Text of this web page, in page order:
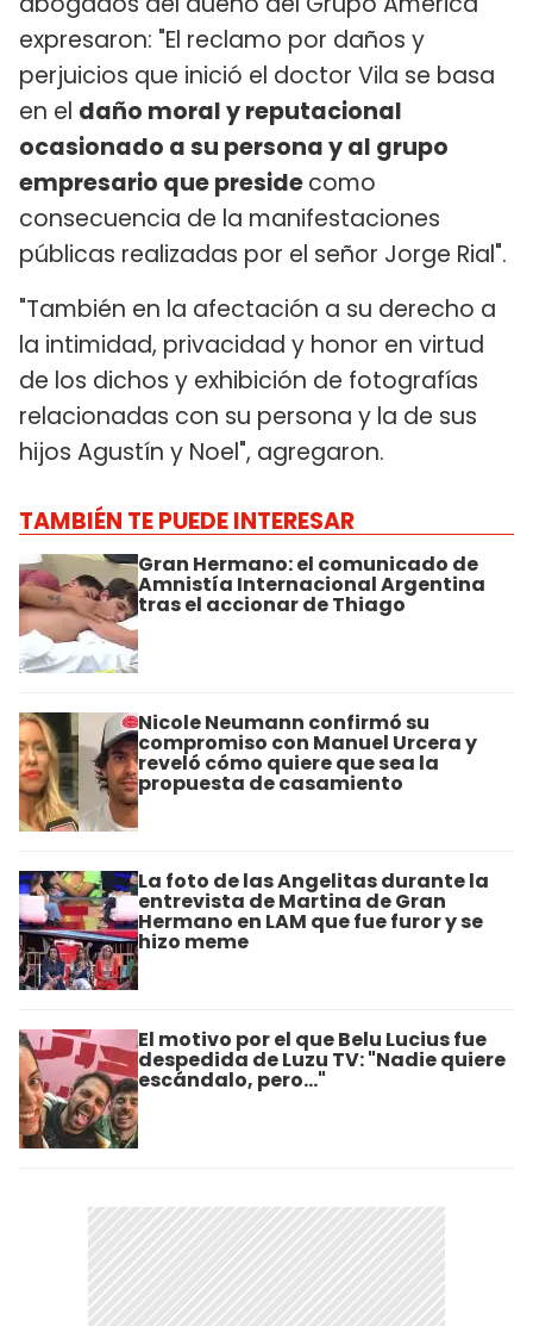
expresaron: "El reclamo por daños y
perjuicios que inició el doctor Vila se basa
en el daño moral y reputacional
ocasionado a su persona y al grupo
empresario que presidecomo
consecuencia de la manifestaciones
públicas realizadas por el señor Jorge Rial".
"También en la afectación a su derecho a
la intimidad, privacidad y honor en virtud
de los dichos y exhibición de fotografías
relacionadas con su persona y la de sus
hijos Agustín y Noel", agregaron.
TAMBIÉN TE PUEDE INTERESAR
Gran Hermano: el comunicado de
Amnistía Internacional Argentina
tras el accionar de Thiago
Nicole Neumann confirmó su
compromiso con Manuel Urcera y
reveló cómo quiere que sea la
propuesta de casamiento
La foto de las Angelitas durante la
entrevista de Martina de Gran
Hermano en LAM que fue furor y se
hizo meme
El motivo por el que Belu Lucius fue
despedida de Luzu TV: "Nadie quiere
escándalo, pero..."